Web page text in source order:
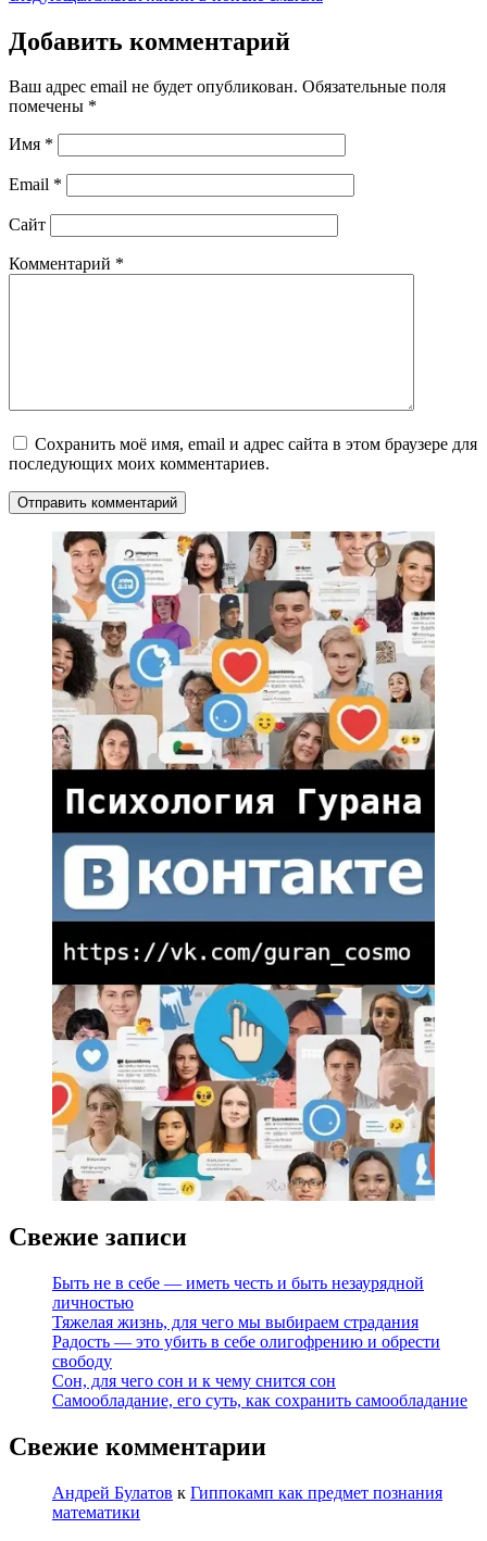
Добавить комментарий
Ваш адрес email не будет опубликован. Обязательные поля
помечены *
Имя *
Email *
Сайт
Комментарий *
Сохранить моё имя, email и адрес сайта в этом браузере для
последующих моих комментариев.
Свежие записи
Быть не в себе — иметь честь и быть незаурядной
личностью
Тяжелая жизнь, для чего мы выбираем страдания
Радость — это убить в себе олигофрению и обрести
свободу
Сон, для чего сон и к чему снится сон
Самообладание, его суть, как сохранить самообладание
Свежие комментарии
Андрей Булатов к Гиппокамп как предмет познания
математики